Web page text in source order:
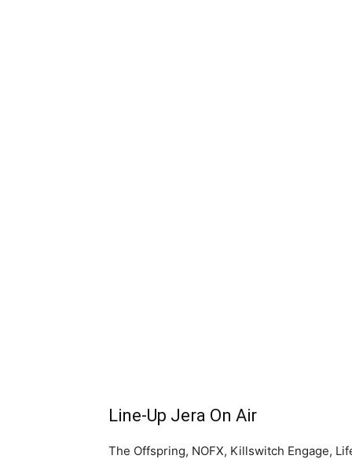
Line-Up Jera On Air
The Offspring, NOFX, Killswitch Engage,